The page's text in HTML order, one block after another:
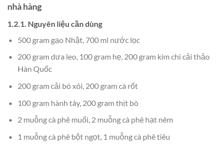
nhà hàng
1.2.1. Nguyên liệu cần dùng
500 gram gạo Nhật, 700 ml nước lọc
200 gram dưa leo, 100 gram hẹ, 200 gram kim chi cải thảo
Hàn Quốc
200 gram cải bó xôi, 200 gram cà rốt
100 gram hành tây, 200 gram thịt bò
2 muỗng cà phê muối, 2 muỗng cà phê hạt nêm
1 muỗng cà phê bột ngọt, 1 muỗng cà phê tiêu